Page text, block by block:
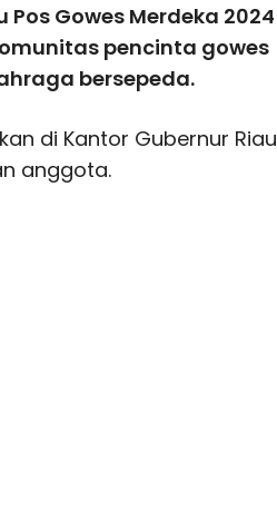
Pos Gowes Merdeka 2024
pencinta gowes
bersepeda.
di Kantor Gubernur Riau
anggota.